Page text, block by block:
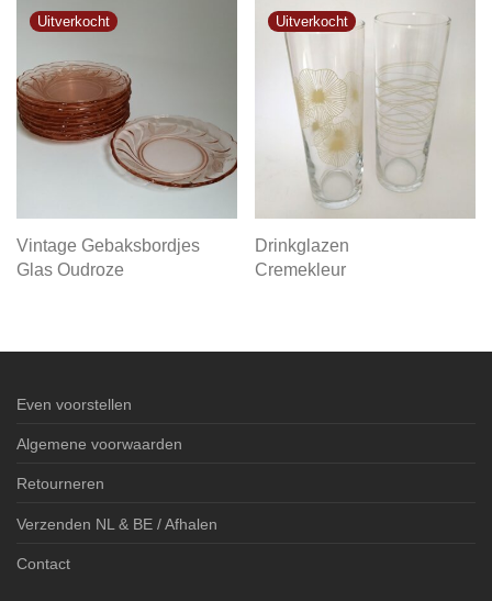
Vintage Gebaksbordjes
Glas Oudroze
Drinkglazen
Cremekleur
Even voorstellen
Algemene voorwaarden
Retourneren
Verzenden NL & BE / Afhalen
Contact